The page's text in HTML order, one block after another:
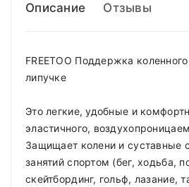
Описание Отзывы
FREETOO Поддержка
липучке
Это легкие, удобные и
эластичного,
Защищает колени и суставные
занятий спортом (бег, ходьба,
скейтбординг, гольф, лазание,